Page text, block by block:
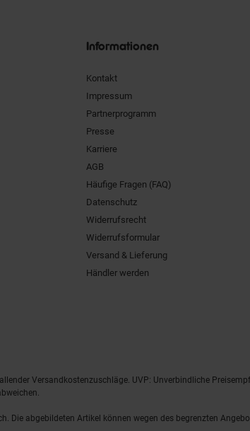
Informationen
Kontakt
Impressum
Partnerprogramm
Presse
Karriere
AGB
Häufige Fragen (FAQ)
Datenschutz
Widerrufsrecht
Widerrufsformular
Versand & Lieferung
Händler werden
Versandkostenzuschläge. UVP: Unverbindliche
abgebildeten Artikel können wegen des begrenzten